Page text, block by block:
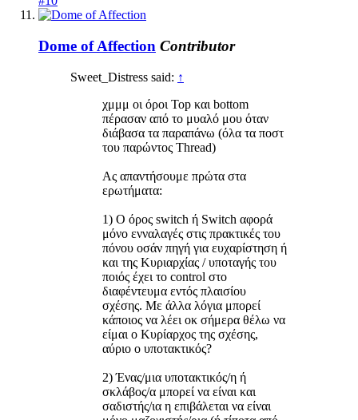
Dome of Affection Contributor
Sweet_Distress said: ↑
χμμμ οι όροι Top και bottom
πέρασαν από το μυαλό μου όταν
διάβασα τα παραπάνω (όλα τα ποστ
του παρώντος Thread)
Aς απαντήσουμε πρώτα στα
ερωτήματα:
1) Ο όρος switch ή Switch αφορά
μόνο ενναλαγές στις πρακτικές του
πόνου οσάν πηγή για ευχαρίστηση ή
και της Κυριαρχίας / υποταγής του
ποιός έχει το control στο
διαφέντευμα εντός πλαισίου
σχέσης. Με άλλα λόγια μπορεί
κάποιος να λέει οκ σήμερα θέλω να
είμαι ο Κυρίαρχος της σχέσης,
αύριο ο υποτακτικός?
2) Ένας/μια υποτακτικός/η ή
σκλάβος/α μπορεί να είναι και
σαδιστής/ια η επιβάλεται να είναι